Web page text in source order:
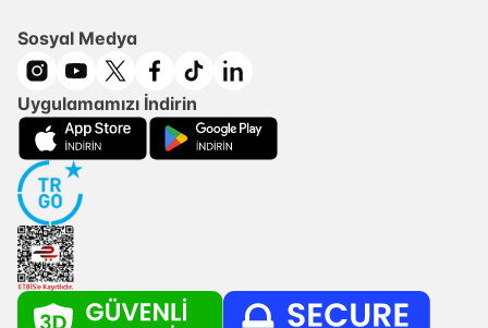
Sosyal Medya
Uygulamamızı İndirin